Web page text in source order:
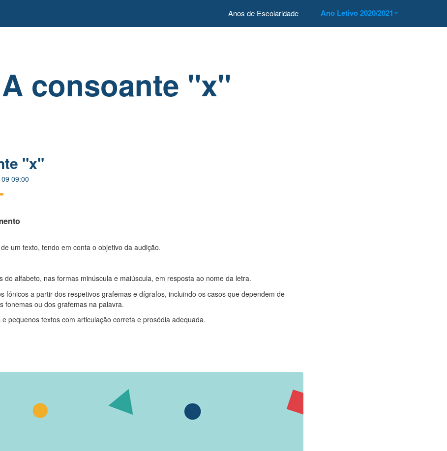
Anos de Escolaridade Ano Letivo 2020/2021
A consoante "x"
"x"
09:00
um texto, tendo em conta o objetivo da audição.
alfabeto, nas formas minúscula e maiúscula, em resposta ao nome da letra.
fónicos a partir dos respetivos grafemas e dígrafos, incluindo os casos que dependem de
fonemas ou dos grafemas na palavra.
pequenos textos com articulação correta e prosódia adequada.